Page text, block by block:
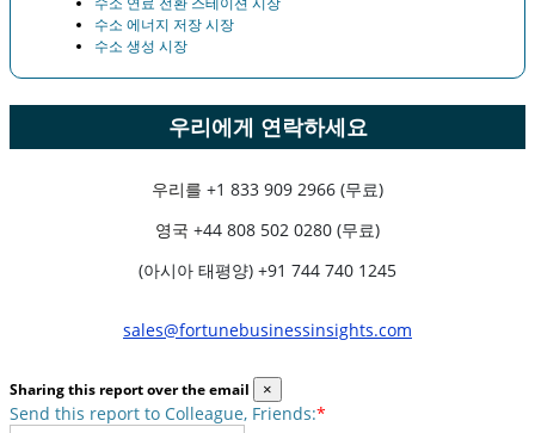
수소 에너지 저장 시장
수소 생성 시장
우리에게 연락하세요
우리를 +1 833 909 2966 (무료)
영국 +44 808 502 0280 (무료)
(아시아 태평양) +91 744 740 1245
sales@fortunebusinessinsights.com
Sharing this report over the email ×
Send this report to Colleague, Friends:*